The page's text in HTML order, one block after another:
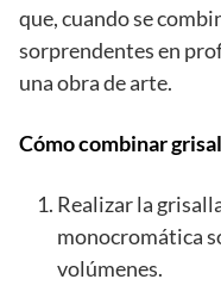
que, cuando se
sorprendentes en
una obra de arte.
Cómo combinar
Realizar la
monocromática
volúmenes.